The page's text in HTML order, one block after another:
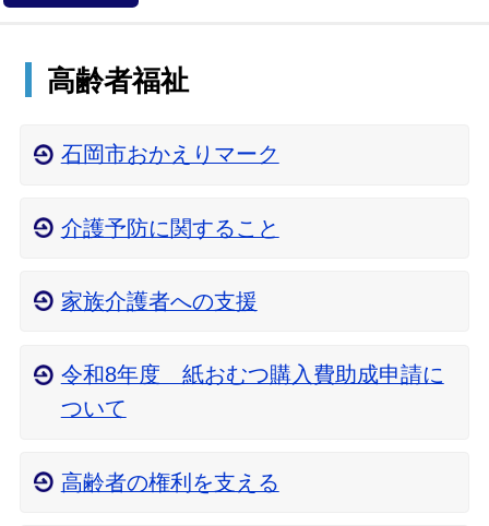
高齢者福祉
石岡市おかえりマーク
介護予防に関すること
家族介護者への支援
令和8年度 紙おむつ購入費助成申請に
ついて
高齢者の権利を支える